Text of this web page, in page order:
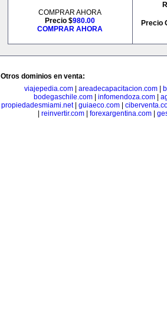
COMPRAR AHORA
Precio $980.00
COMPRAR AHORA
Precio
Otros dominios en venta:
viajepedia.com| areadecapacitacion.com|
bodegaschile.com| infomendoza.com|
propiedadesmiami.net| guiaeco.com|
reinvertir.com| forexargentina.com|